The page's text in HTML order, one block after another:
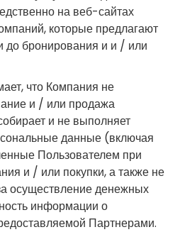
на веб-сайтах
которые предлагают
до бронирования и и / или
что Компания не
и / или продажа
и не выполняет
данные (включая
Пользователем при
и / или покупки, а также не
осуществление денежных
информации о
Партнерами.